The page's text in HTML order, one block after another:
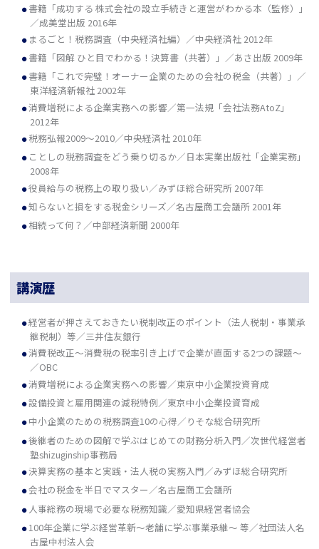
書籍「成功する 株式会社の設立手続きと運営がわかる本（監修）」
／成美堂出版 2016年
まるごと！税務調査（中央経済社編）／中央経済社 2012年
書籍「図解 ひと目でわかる！決算書（共著）」／あさ出版 2009年
書籍「これで完璧！オーナー企業のための会社の税金（共著）」／
東洋経済新報社 2002年
消費増税による企業実務への影響／第一法規「会社法務AtoZ」
2012年
税務弘報2009～2010／中央経済社 2010年
ことしの税務調査をどう乗り切るか／日本実業出版社「企業実務」
2008年
役員給与の税務上の取り扱い／みずほ総合研究所 2007年
知らないと損をする税金シリーズ／名古屋商工会議所 2001年
相続って何？／中部経済新聞 2000年
講演歴
経営者が押さえておきたい税制改正のポイント（法人税制・事業承
継税制）等／三井住友銀行
消費税改正～消費税の税率引き上げで企業が直面する2つの課題～
／OBC
消費増税による企業実務への影響／東京中小企業投資育成
設備投資と雇用関連の減税特例／東京中小企業投資育成
中小企業のための税務調査10の心得／りそな総合研究所
後継者のための図解で学ぶはじめての財務分析入門／次世代経営者
塾shizuginship事務局
決算実務の基本と実践・法人税の実務入門／みずほ総合研究所
会社の税金を半日でマスター／名古屋商工会議所
人事総務の現場で必要な税務知識／愛知県経営者協会
100年企業に学ぶ経営革新～老舗に学ぶ事業承継～ 等／社団法人名
古屋中村法人会